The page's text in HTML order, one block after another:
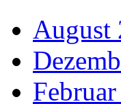
August